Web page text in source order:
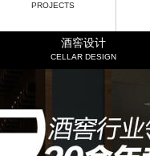
PROJECTS
酒窖设计
CELLAR DESIGN